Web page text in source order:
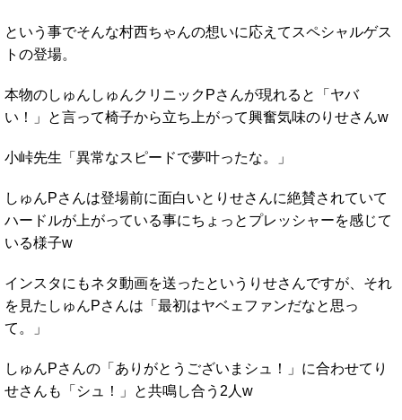
という事でそんな村西ちゃんの想いに応えてスペシャルゲス
トの登場。
本物のしゅんしゅんクリニックPさんが現れると「ヤバ
い！」と言って椅子から立ち上がって興奮気味のりせさんw
小峠先生「異常なスピードで夢叶ったな。」
しゅんPさんは登場前に面白いとりせさんに絶賛されていて
ハードルが上がっている事にちょっとプレッシャーを感じて
いる様子w
インスタにもネタ動画を送ったというりせさんですが、それ
を見たしゅんPさんは「最初はヤベェファンだなと思っ
て。」
しゅんPさんの「ありがとうございまシュ！」に合わせてり
せさんも「シュ！」と共鳴し合う2人w